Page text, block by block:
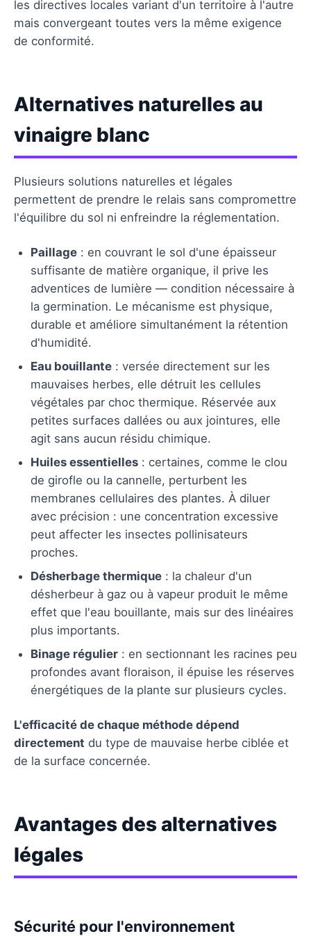
les directives locales variant d'un territoire à l'autre
mais convergeant toutes vers la même exigence
de conformité.
Alternatives naturelles au
vinaigre blanc
Plusieurs solutions naturelles et légales
permettent de prendre le relais sans compromettre
l'équilibre du sol ni enfreindre la réglementation.
Paillage : en couvrant le sol d'une épaisseur
suffisante de matière organique, il prive les
adventices de lumière — condition nécessaire à
la germination. Le mécanisme est physique,
durable et améliore simultanément la rétention
d'humidité.
Eau bouillante : versée directement sur les
mauvaises herbes, elle détruit les cellules
végétales par choc thermique. Réservée aux
petites surfaces dallées ou aux jointures, elle
agit sans aucun résidu chimique.
Huiles essentielles : certaines, comme le clou
de girofle ou la cannelle, perturbent les
membranes cellulaires des plantes. À diluer
avec précision : une concentration excessive
peut affecter les insectes pollinisateurs
proches.
Désherbage thermique : la chaleur d'un
désherbeur à gaz ou à vapeur produit le même
effet que l'eau bouillante, mais sur des linéaires
plus importants.
Binage régulier : en sectionnant les racines peu
profondes avant floraison, il épuise les réserves
énergétiques de la plante sur plusieurs cycles.
L'efficacité de chaque méthode dépend
directement du type de mauvaise herbe ciblée et
de la surface concernée.
Avantages des alternatives
légales
Sécurité pour l'environnement